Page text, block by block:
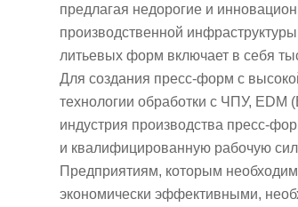
предлагая недорогие и
производственной
литьевых форм включает в себя
Для создания пресс-форм с
технологии обработки с ЧПУ,
индустрия производства пресс-
и квалифицированную рабочую
Предприятиям, которым
экономически эффективными,